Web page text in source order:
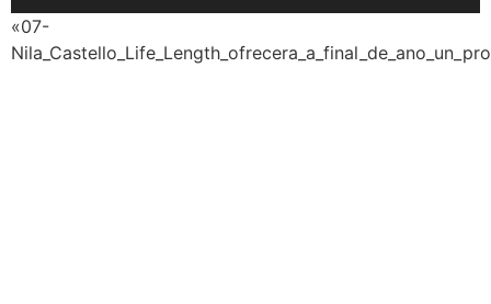
audio
«07-